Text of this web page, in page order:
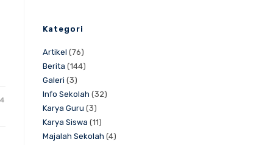
Kategori
Artikel (76)
Berita (144)
Galeri (3)
Info Sekolah (32)
Karya Guru (3)
Karya Siswa (11)
Majalah Sekolah (4)